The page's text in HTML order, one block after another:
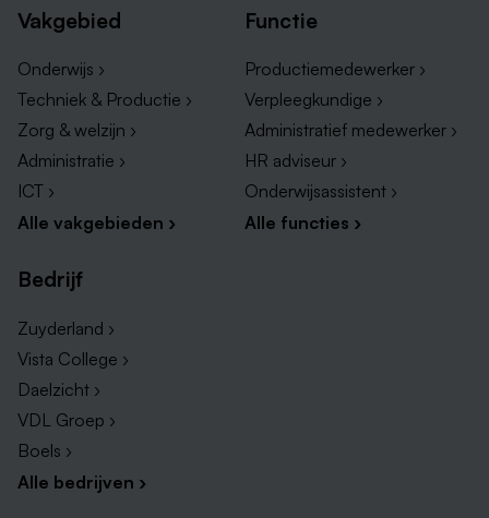
Vakgebied
Onderwijs ›
Techniek & Productie ›
Zorg & welzijn ›
Administratie ›
ICT ›
Alle vakgebieden ›
Functie
Productiemedewerker ›
Verpleegkundige ›
Administratief medewerker ›
HR adviseur ›
Onderwijsassistent ›
Alle functies ›
Bedrijf
Zuyderland ›
Vista College ›
Daelzicht ›
VDL Groep ›
Boels ›
Alle bedrijven ›